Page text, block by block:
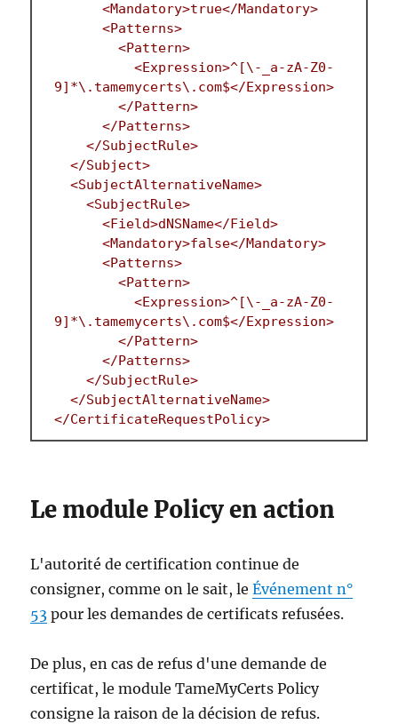
      <Mandatory>true</Mandatory>
      <Patterns>
        <Pattern>
9]*\.tamemycerts\.com$</Expression>
        </Pattern>
      </Patterns>
    </SubjectRule>
  </Subject>
  <SubjectAlternativeName>
    <SubjectRule>
      <Field>dNSName</Field>
      <Mandatory>false</Mandatory>
      <Patterns>
        <Pattern>
9]*\.tamemycerts\.com$</Expression>
        </Pattern>
      </Patterns>
    </SubjectRule>
  </SubjectAlternativeName>
</CertificateRequestPolicy>
Le module Policy en action
L'autorité de certification continue de
consigner, comme on le sait, leÉvénement n°
53 pour les demandes de certificats refusées.
De plus, en cas de refus d'une demande de
certificat, le module TameMyCerts Policy
consigne la raison de la décision de refus.